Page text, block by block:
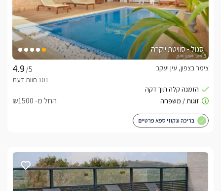
סגול - סוויטת יוקרה
/5
צימר בצפון, עין יעקב
החל מ- ₪1500
בריכה וגקוזי ספא פרטיים